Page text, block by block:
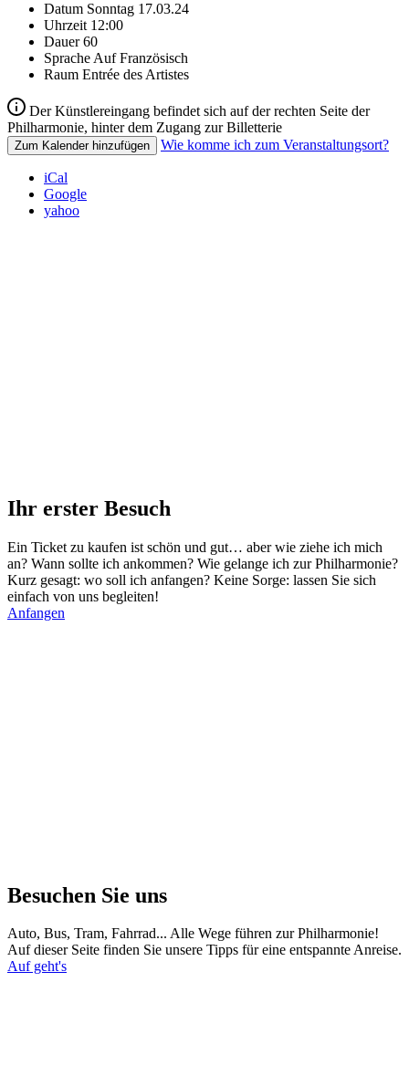
Datum Sonntag 17.03.24
Uhrzeit 12:00
Dauer 60
Sprache Auf Französisch
Raum Entrée des Artistes
Der Künstlereingang befindet sich auf der rechten Seite der
Philharmonie, hinter dem Zugang zur Billetterie
Zum Kalender hinzufügen Wie komme ich zum Veranstaltungsort?
iCal
Google
yahoo
Ihr erster Besuch
Ein Ticket zu kaufen ist schön und gut… aber wie ziehe ich mich
an? Wann sollte ich ankommen? Wie gelange ich zur Philharmonie?
Kurz gesagt: wo soll ich anfangen? Keine Sorge: lassen Sie sich
einfach von uns begleiten!
Anfangen
Besuchen Sie uns
Auto, Bus, Tram, Fahrrad... Alle Wege führen zur Philharmonie!
Auf dieser Seite finden Sie unsere Tipps für eine entspannte Anreise.
Auf geht's